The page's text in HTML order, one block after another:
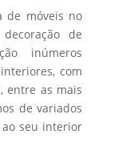
the
product
page
de móveis no
de
inúmeros
com
entre as mais
de variados
seu interior